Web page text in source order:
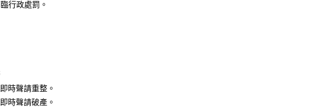
行政處罰。
時聲請重整。
時聲請破產。